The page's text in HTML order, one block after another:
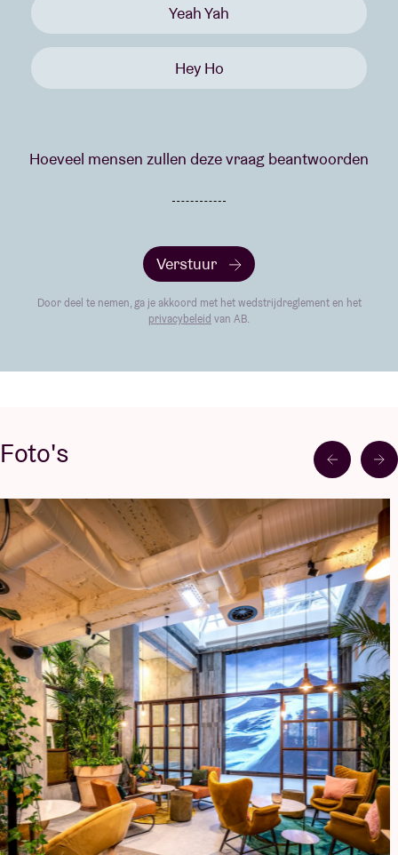
Yeah Yah
Hey Ho
Hoeveel mensen zullen deze vraag beantwoorden
Verstuur
Door deel te nemen, ga je akkoord met het wedstrijdreglement en het
privacybeleid van AB.
Foto's